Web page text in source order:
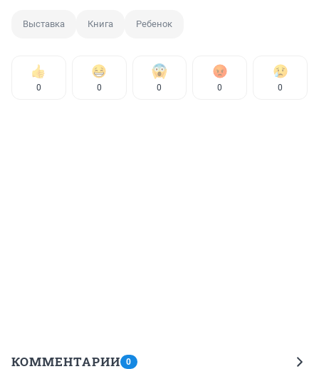
Выставка Книга Ребенок
0 0 0 0 0
КОММЕНТАРИИ 0